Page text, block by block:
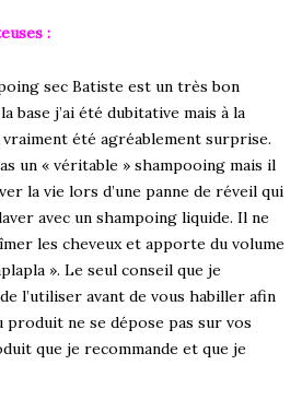
:
sec Batiste est un très bon
base j’ai été dubitative mais à la
été agréablement surprise.
un « véritable » shampooing mais il
la vie lors d’une panne de réveil qui
avec un shampoing liquide. Il ne
les cheveux et apporte du volume
». Le seul conseil que je
l’utiliser avant de vous habiller afin
ne se dépose pas sur vos
que je recommande et que je